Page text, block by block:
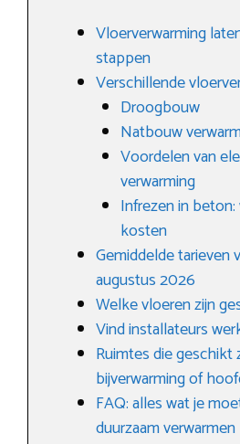
Vloerverwarming
stappen
Verschillende
Droogbouw
Natbouw
Voordelen van
verwarming
Infrezen in
kosten
Gemiddelde tarieven
augustus 2026
Welke vloeren zijn
Vind installateurs
Ruimtes die geschikt
bijverwarming of
FAQ: alles wat je
duurzaam verwarmen